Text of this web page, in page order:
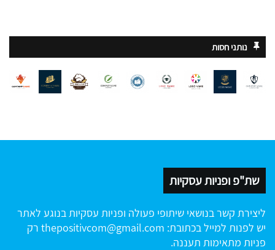
נותני חסות
שת"פ ופניות עסקיות
ליצירת קשר בנושאי שיתופי פעולה ופניות עסקיות בנוגע לאתר
יש לפנות למייל בכתובת: thepositivcom@gmail.com רק
פניות מתאימות תעננה.